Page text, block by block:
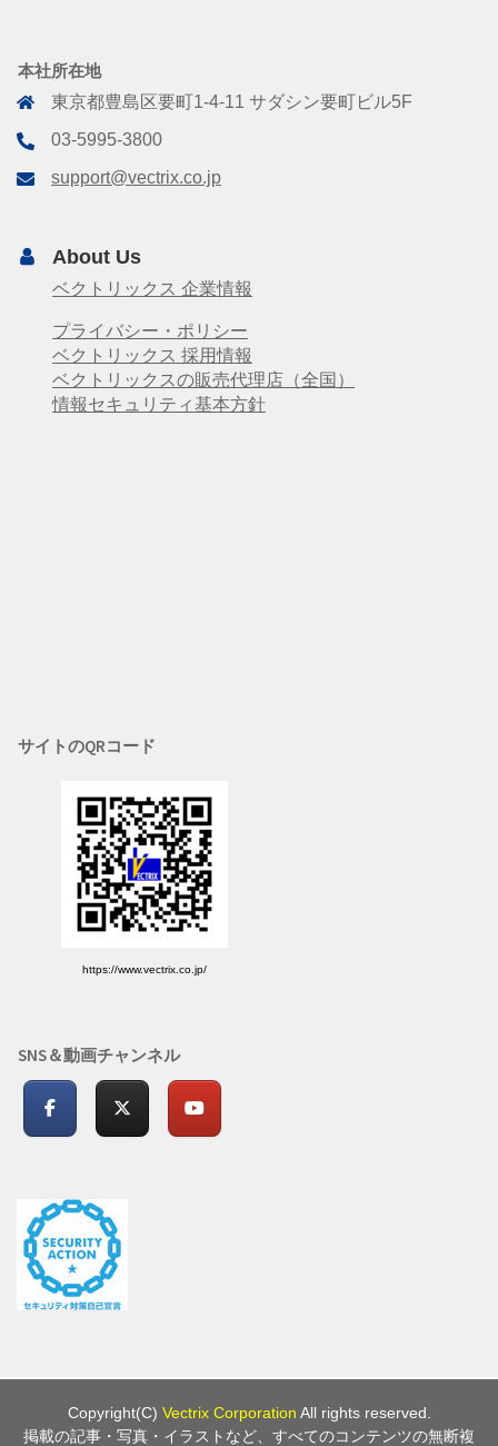
本社所在地
東京都豊島区要町1-4-11 サダシン要町ビル5F
03-5995-3800
support@vectrix.co.jp
About Us
ベクトリックス 企業情報
プライバシー・ポリシー
ベクトリックス 採用情報
ベクトリックスの販売代理店（全国）
情報セキュリティ基本方針
サイトのQRコード
https://www.vectrix.co.jp/
SNS＆動画チャンネル
Copyright(C) Vectrix Corporation All rights reserved.
掲載の記事・写真・イラストなど、すべてのコンテンツの無断複